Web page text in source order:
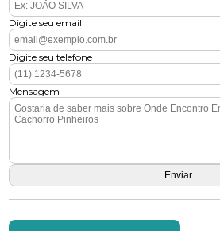
Digite seu email
Digite seu telefone
Mensagem